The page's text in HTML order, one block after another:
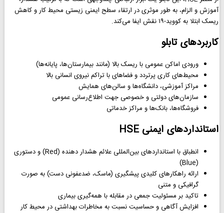
آموزش و الزام، به طور موثری در ارتقاء سطح ایمنی زیستی محیط کار و کاهش
ریسک ابتلا به کووید-۱۹ نقش ایفا می‌کند.
کاربردهای تابلو
ورودی اماکن عمومی با ریسک بالا (مانند بیمارستان‌ها، پایانه‌ها)
محیط‌های کاری پرتردد و فضاهای با تراکم نیروی انسانی بالا
مراکز آموزشی، دانشگاه‌ها و سالن‌های همایش
سازمان‌های دولتی و خصوصی جهت اطلاع‌رسانی عمومی
فروشگاه‌ها، بانک‌ها و مراکز خدماتی
استانداردهای ایمنی HSE
انطباق با استانداردهای بین‌المللی علائم هشدار دهنده (Red) و دستوری
(Blue)
ارائه راهکارهای کلیدی پیشگیری (ماسک، ضدعفونی دست) به صورت
گرافیکی و متنی
تاکید بر مسئولیت جمعی در مقابله با همه‌گیری بیماری
افزایش آگاهی و حساسیت نسبت به مخاطرات بهداشتی در محیط کار